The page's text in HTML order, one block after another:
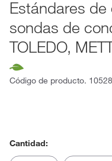
Estándares
sondas de
TOLEDO,
Código de producto.
Cantidad: